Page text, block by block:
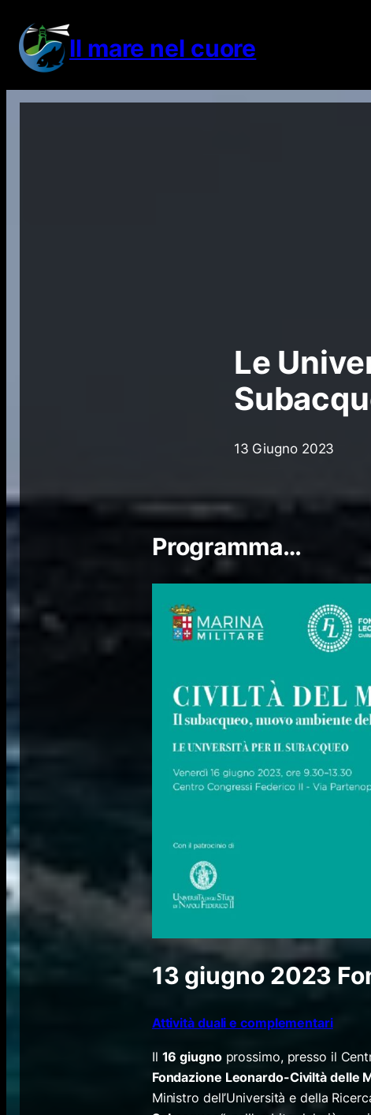
contenuto Il mare nel cuore
Le
13 Giugno 2023
Programma…
13 giugno 2023
Attività duali e complementari
Il 16 giugnoprossimo, presso il
Fondazione Leonardo-Civiltà delle
Ministro dell’Università e della